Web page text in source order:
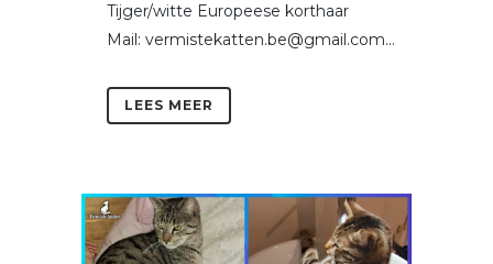
Tijger/witte Europeese korthaar
Mail: vermistekatten.be@gmail.com...
LEES MEER